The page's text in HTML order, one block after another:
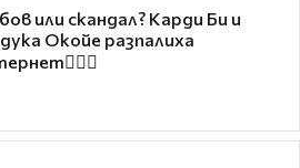
или скандал? Карди Би и
Окойе разпалиха